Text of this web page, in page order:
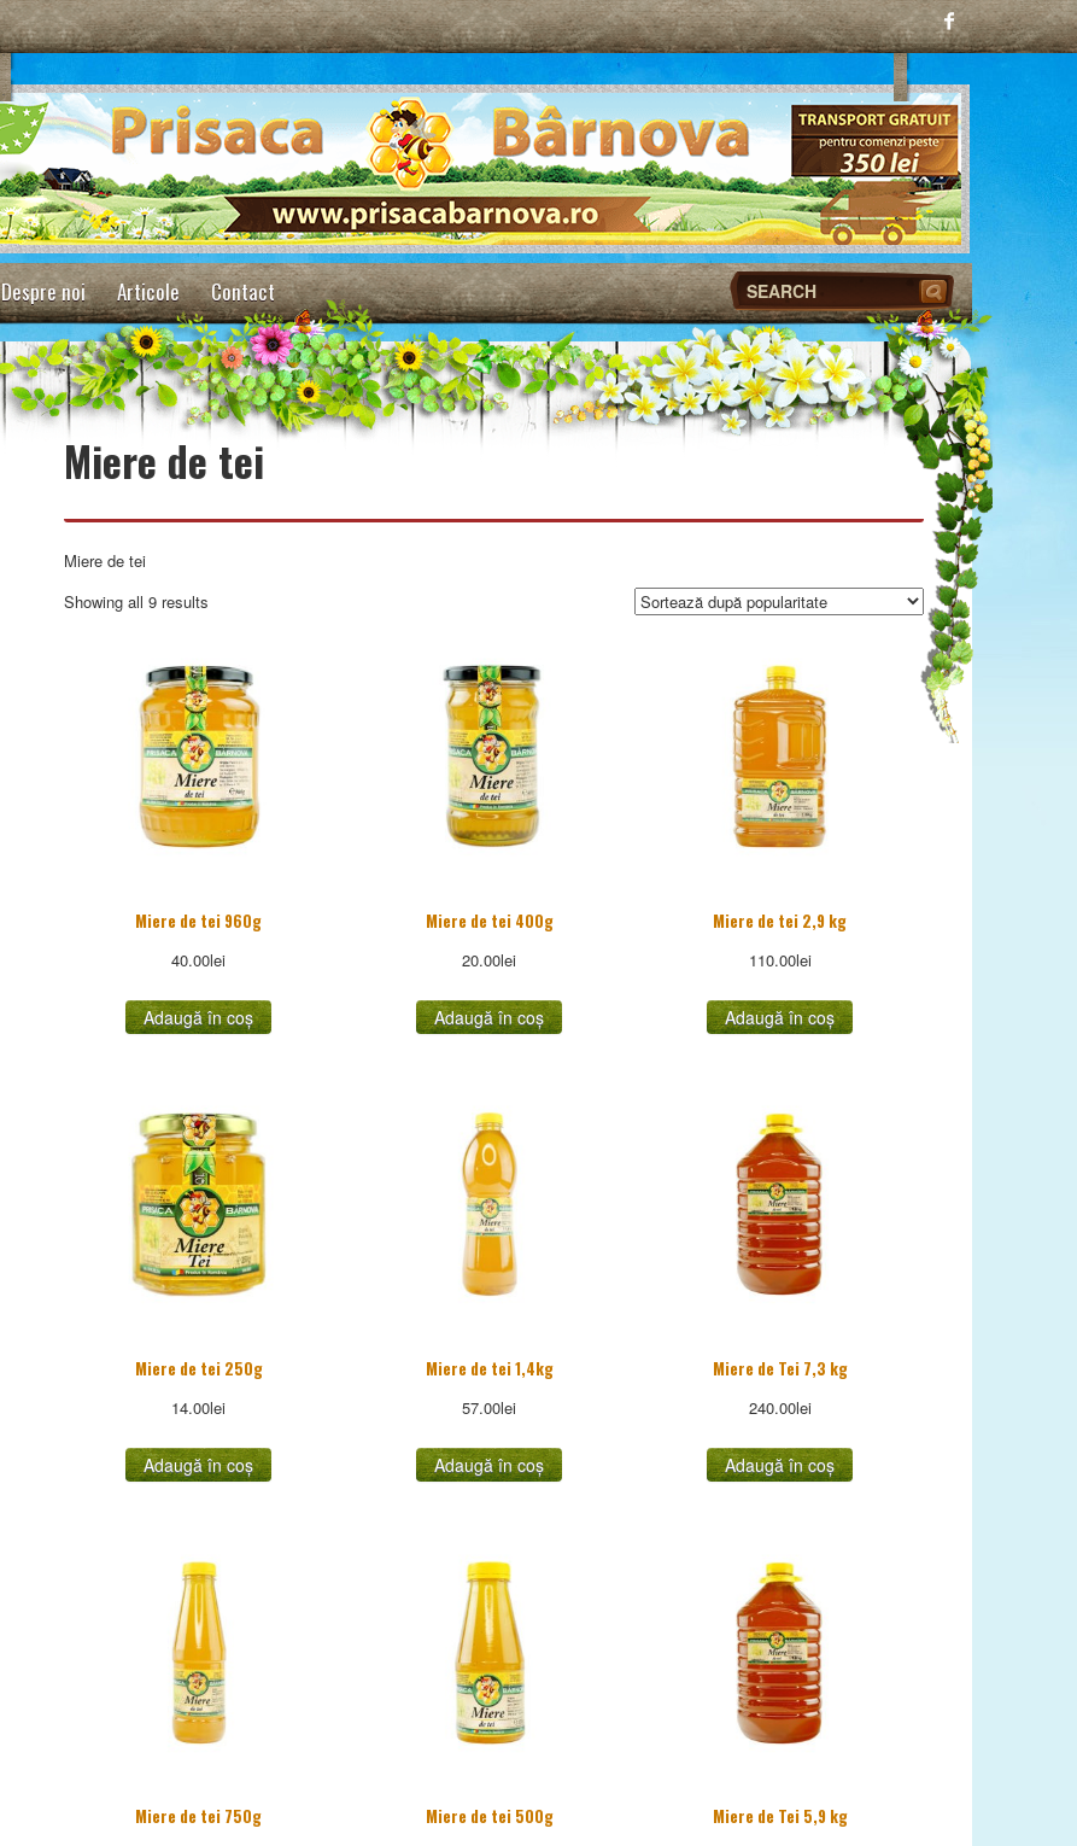
Despre noi Articole Contact
Miere de tei
Miere de tei
Showing all 9 resultsSorted
Miere de tei 960g
40.00lei
Adaugă în coș
Miere de tei 400g
20.00lei
Adaugă în coș
Miere de tei 2,9 kg
110.00lei
Adaugă în coș
Miere de tei 250g
14.00lei
Adaugă în coș
Miere de tei 1,4kg
57.00lei
Adaugă în coș
Miere de Tei 7,3 kg
240.00lei
Adaugă în coș
Miere de tei 750g Miere de tei 500g Miere de Tei 5,9 kg